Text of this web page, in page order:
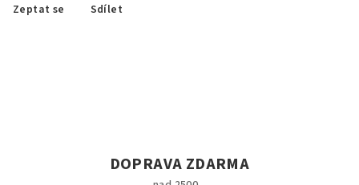
Zeptat se Sdílet
DOPRAVA ZDARMA